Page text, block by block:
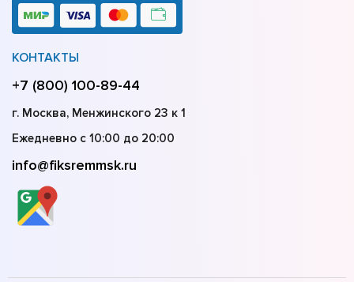
КОНТАКТЫ
+7 (800) 100-89-44
г. Москва, Менжинского 23 к 1
Ежедневно с 10:00 до 20:00
info@fiksremmsk.ru